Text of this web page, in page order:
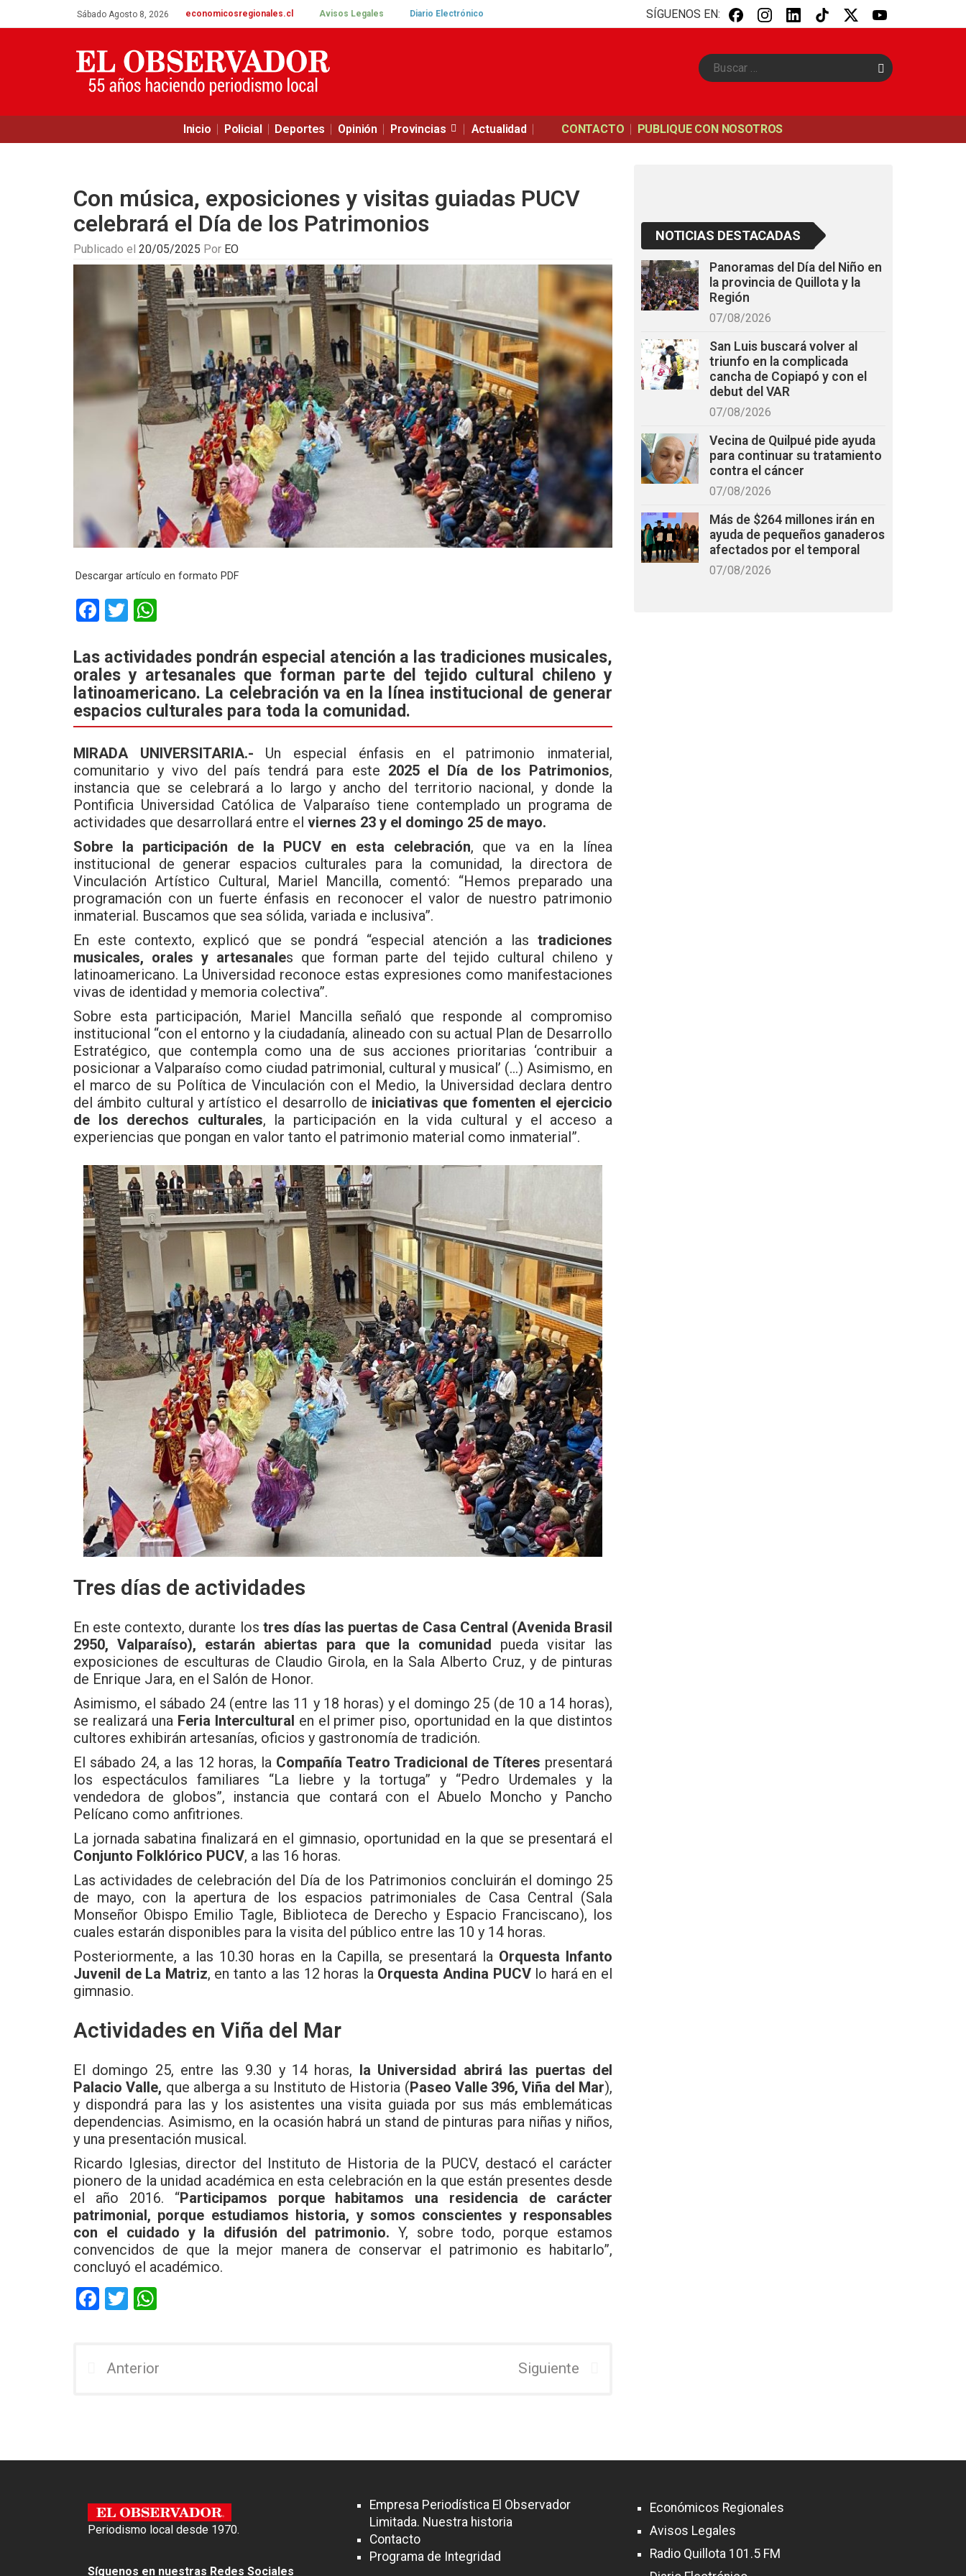
Sábado Agosto 8, 2026 economicosregionales.cl Avisos Legales Diario Electrónico SÍGUENOS EN:
B
u
Inicio Policial Deportes Opinión Provincias Actualidad CONTACTO PUBLIQUE CON NOSOTROS
Con música, exposiciones y visitas guiadas PUCV
celebrará el Día de los Patrimonios
Publicado el 20/05/2025 Por EO
Descargar artículo en formato PDF
F
ce
b
o
o
k
T
tt
er
at
s
A
p
p
Las actividades pondrán especial atención a las tradiciones musicales,
orales y artesanales que forman parte del tejido cultural chileno y
latinoamericano. La celebración va en la línea institucional de generar
espacios culturales para toda la comunidad.
MIRADA UNIVERSITARIA.- Un especial énfasis en el patrimonio inmaterial,
comunitario y vivo del país tendrá para este 2025 el Día de los Patrimonios,
instancia que se celebrará a lo largo y ancho del territorio nacional, y donde la
Pontificia Universidad Católica de Valparaíso tiene contemplado un programa de
actividades que desarrollará entre el viernes 23 y el domingo 25 de mayo.
Sobre la participación de la PUCV en esta celebración, que va en la línea
institucional de generar espacios culturales para la comunidad, la directora de
Vinculación Artístico Cultural, Mariel Mancilla, comentó: “Hemos preparado una
programación con un fuerte énfasis en reconocer el valor de nuestro patrimonio
inmaterial. Buscamos que sea sólida, variada e inclusiva”.
En este contexto, explicó que se pondrá “especial atención a las tradiciones
musicales, orales y artesanales que forman parte del tejido cultural chileno y
latinoamericano. La Universidad reconoce estas expresiones como manifestaciones
vivas de identidad y memoria colectiva”.
Sobre esta participación, Mariel Mancilla señaló que responde al compromiso
institucional “con el entorno y la ciudadanía, alineado con su actual Plan de Desarrollo
Estratégico, que contempla como una de sus acciones prioritarias ‘contribuir a
posicionar a Valparaíso como ciudad patrimonial, cultural y musical’ (…) Asimismo, en
el marco de su Política de Vinculación con el Medio, la Universidad declara dentro
del ámbito cultural y artístico el desarrollo de iniciativas que fomenten el ejercicio
de los derechos culturales, la participación en la vida cultural y el acceso a
experiencias que pongan en valor tanto el patrimonio material como inmaterial”.
Tres días de actividades
En este contexto, durante los tres días las puertas de Casa Central (Avenida Brasil
2950, Valparaíso), estarán abiertas para que la comunidad pueda visitar las
exposiciones de esculturas de Claudio Girola, en la Sala Alberto Cruz, y de pinturas
de Enrique Jara, en el Salón de Honor.
Asimismo, el sábado 24 (entre las 11 y 18 horas) y el domingo 25 (de 10 a 14 horas),
se realizará una Feria Intercultural en el primer piso, oportunidad en la que distintos
cultores exhibirán artesanías, oficios y gastronomía de tradición.
El sábado 24, a las 12 horas, la Compañía Teatro Tradicional de Títeres presentará
los espectáculos familiares “La liebre y la tortuga” y “Pedro Urdemales y la
vendedora de globos”, instancia que contará con el Abuelo Moncho y Pancho
Pelícano como anfitriones.
La jornada sabatina finalizará en el gimnasio, oportunidad en la que se presentará el
Conjunto Folklórico PUCV, a las 16 horas.
Las actividades de celebración del Día de los Patrimonios concluirán el domingo 25
de mayo, con la apertura de los espacios patrimoniales de Casa Central (Sala
Monseñor Obispo Emilio Tagle, Biblioteca de Derecho y Espacio Franciscano), los
cuales estarán disponibles para la visita del público entre las 10 y 14 horas.
Posteriormente, a las 10.30 horas en la Capilla, se presentará la Orquesta Infanto
Juvenil de La Matriz, en tanto a las 12 horas la Orquesta Andina PUCVlo hará en el
gimnasio.
Actividades en Viña del Mar
El domingo 25, entre las 9.30 y 14 horas, la Universidad abrirá las puertas del
Palacio Valle, que alberga a su Instituto de Historia (Paseo Valle 396, Viña del Mar),
y dispondrá para las y los asistentes una visita guiada por sus más emblemáticas
dependencias. Asimismo, en la ocasión habrá un stand de pinturas para niñas y niños,
y una presentación musical.
Ricardo Iglesias, director del Instituto de Historia de la PUCV, destacó el carácter
pionero de la unidad académica en esta celebración en la que están presentes desde
el año 2016. “Participamos porque habitamos una residencia de carácter
patrimonial, porque estudiamos historia, y somos conscientes y responsables
con el cuidado y la difusión del patrimonio. Y, sobre todo, porque estamos
convencidos de que la mejor manera de conservar el patrimonio es habitarlo”,
concluyó el académico.
F
b
T
er s
Anterior Siguiente
NOTICIAS DESTACADAS
Panoramas del Día del Niño en
la provincia de Quillota y la
Región
07/08/2026
San Luis buscará volver al
triunfo en la complicada
cancha de Copiapó y con el
debut del VAR
07/08/2026
Vecina de Quilpué pide ayuda
para continuar su tratamiento
contra el cáncer
07/08/2026
Más de $264 millones irán en
ayuda de pequeños ganaderos
afectados por el temporal
07/08/2026
Periodismo local desde 1970.
Síguenos en nuestras Redes Sociales
Empresa Periodística El Observador
Limitada. Nuestra historia
Contacto
Programa de Integridad
Económicos Regionales
Avisos Legales
Radio Quillota 101.5 FM